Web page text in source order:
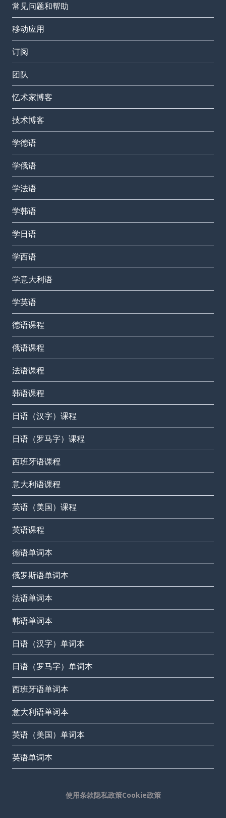
常见问题和帮助
移动应用
订阅
团队
忆术家博客
技术博客
学德语
学俄语
学法语
学韩语
学日语
学西语
学意大利语
学英语
德语课程
俄语课程
法语课程
韩语课程
日语（汉字）课程
日语（罗马字）课程
西班牙语课程
意大利语课程
英语（美国）课程
英语课程
德语单词本
俄罗斯语单词本
法语单词本
韩语单词本
日语（汉字）单词本
日语（罗马字）单词本
西班牙语单词本
意大利语单词本
英语（美国）单词本
英语单词本
使用条款隐私政策Cookie政策